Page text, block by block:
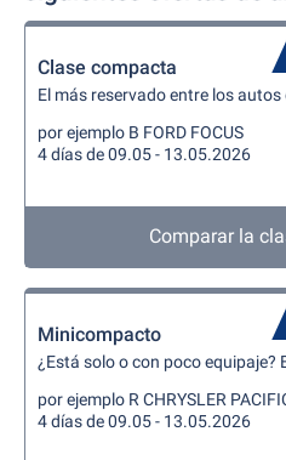
Clase compacta
El más reservado entre los autos
por ejemplo B FORD FOCUS
4 días de 09.05 - 13.05.2026
Comparar la
Minicompacto
¿Está solo o con poco equipaje?
por ejemplo R CHRYSLER
4 días de 09.05 - 13.05.2026